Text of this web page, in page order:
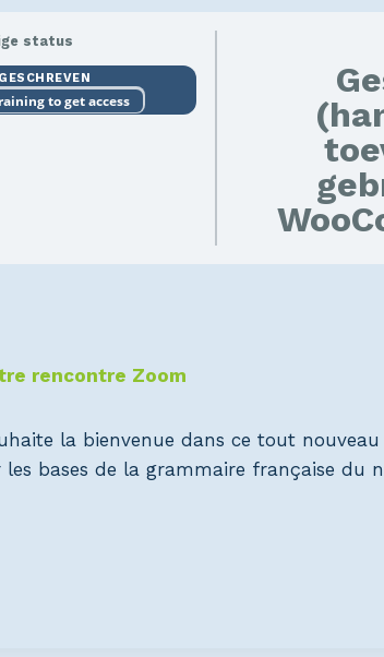
status
to get access
rencontre Zoom
la bienvenue dans ce tout
les bases de la grammaire française du